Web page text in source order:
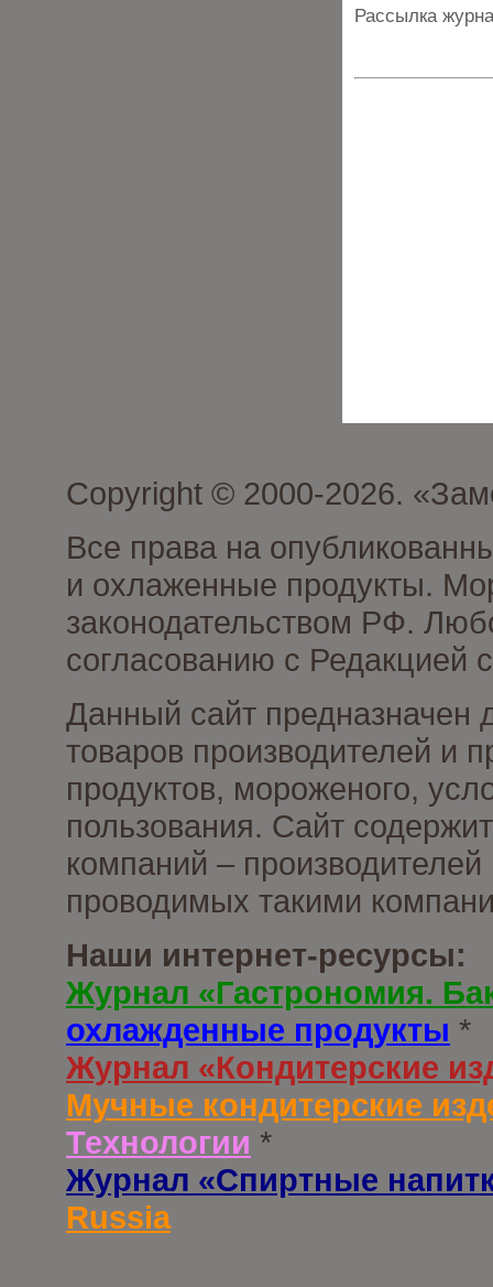
Рассылка
Copyright © 2000-2026.
Все права на
и охлаженные продукты.
законодательством РФ.
согласованию с Редакцией
Данный сайт предназначен
товаров производителей и
продуктов, мороженого,
пользования. Сайт
компаний –
проводимых такими
Наши интернет-ресурсы:
Журнал «Гастрономия.
охлажденные продукты *
Журнал «Кондитерские
Мучные кондитерские
Технологии *
Журнал «Спиртные
Russia